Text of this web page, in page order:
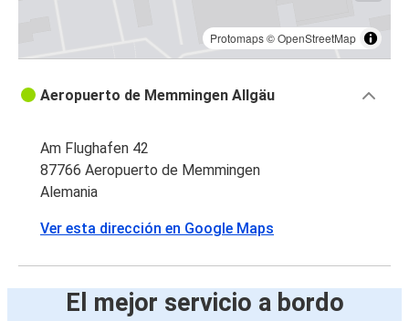
Protomaps©OpenStreetMap
Aeropuerto de Memmingen Allgäu
Am Flughafen 42
87766 Aeropuerto de Memmingen
Alemania
Ver esta dirección en Google Maps
El mejor servicio a bordo